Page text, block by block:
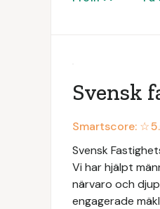
Svensk
Smartscore: ☆
Svensk
Vi har hjälpt
närvaro och
engagerade